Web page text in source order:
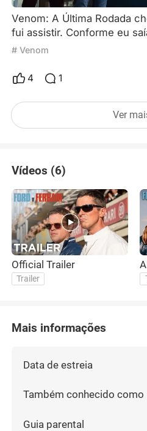
Venom: A Última Rodada
fui assistir. Conforme eu
questionamento começou a
cara, que entregou uma
Max: Estrada da Fúria,
mundo comercial dos
clássico blockbuster da
# Venom
4 1
Ver
Vídeos (6)
Official Trailer
Trailer
Mais informações
Data de estreia
Também conhecido como
Guia parental